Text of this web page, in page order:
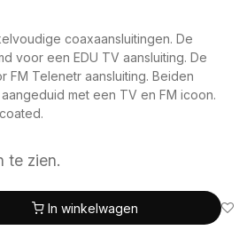
coaxaansluitingen. De
voor een EDU TV aansluiting. De
FM Telenetr aansluiting. Beiden
met een TV en FM icoon.
te zien.
In winkelwagen